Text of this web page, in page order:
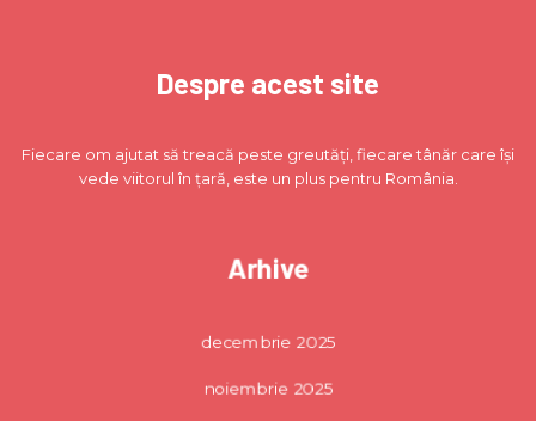
Despre acest site
Fiecare om ajutat să treacă peste greutăți, fiecare tânăr care își
vede viitorul în țară, este un plus pentru România.
Arhive
decembrie 2025
noiembrie 2025